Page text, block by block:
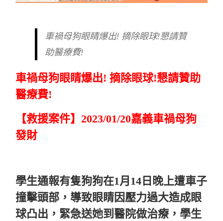
車禍母狗眼睛爆出! 摘除眼球!懇請贊
助醫療費!
車禍母狗眼睛爆出! 摘除眼球!懇請贊助
醫療費!
【救援案件】2023/01/20嘉義車禍母狗
發財
學生通報有隻狗狗在1月14日晚上遭車子
撞擊頭部，導致眼睛因壓力過大造成眼
球凸出，緊急送她到醫院做治療，學生